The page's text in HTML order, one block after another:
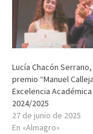
Lucía Chacón Serrano,
premio “Manuel
Excelencia Académica
2024/2025
27 de junio de 2025
En «Almagro»